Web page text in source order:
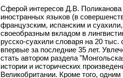
Сферой интересов Д.В. Поликанова
иностранных языков (в
французским, испанским и
своеобразным вкладом в
русско-суахили словаря на 20
впервые за последние 35 лет.
стать автором раздела
истории и исторических
Великобритании. Кроме того,